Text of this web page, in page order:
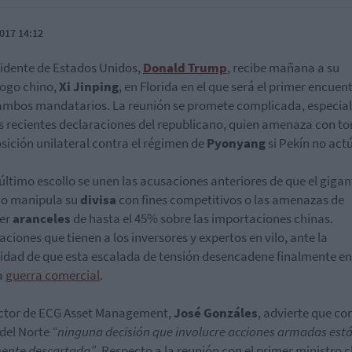
14:12
de Estados Unidos, Donald Trump, recibe mañana a su
chino,Xi Jinping, en Florida en el que será el primer
mandatarios. La reunión se promete complicada,
recientes declaraciones del republicano, quien amenaza con
unilateral contra el régimen dePyonyangsi Pekín no
escollo se unen las acusaciones anteriores de que el
manipula su divisa con fines competitivos o las amenazas de
aranceles de hasta el 45% sobre las importaciones chinas.
que tienen a los inversores y expertos en vilo, ante la
de que esta escalada de tensión desencadene finalmente
guerra comercial.
de ECG Asset Management, José Gonzáles, advierte que
Norte “ninguna decisión que involucre acciones armadas está